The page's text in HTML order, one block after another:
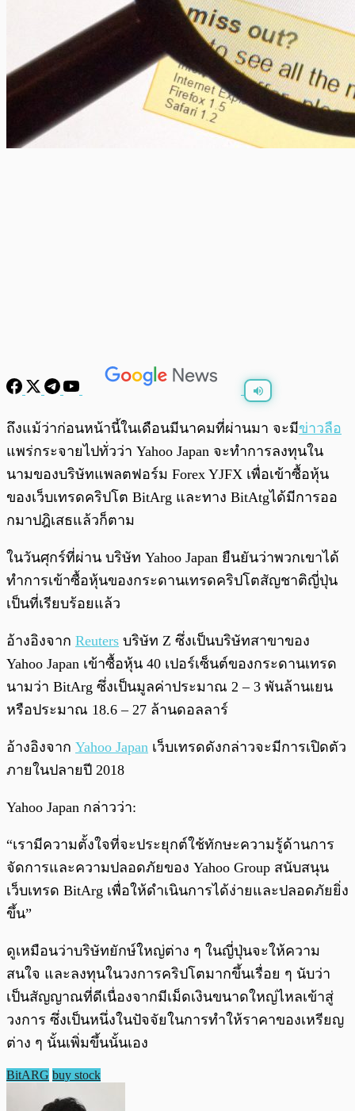
พร้อมเล่น / 0:00
ถึงแม้ว่าก่อนหน้านี้ในเดือนมีนาคมที่ผ่านมา จะมีข่าวลือ
แพร่กระจายไปทั่วว่า Yahoo Japan จะทำการลงทุนใน
นามของบริษัทแพลตฟอร์ม Forex YJFX เพื่อเข้าซื้อหุ้น
ของเว็บเทรดคริปโต BitArg และทาง BitAtgได้มีการออ
กมาปฎิเสธแล้วก็ตาม
ในวันศุกร์ที่ผ่าน บริษัท Yahoo Japan ยืนยันว่าพวกเขาได้
ทำการเข้าซื้อหุ้นของกระดานเทรดคริปโตสัญชาติญี่ปุ่น
เป็นที่เรียบร้อยแล้ว
อ้างอิงจาก Reuters บริษัท Z ซึ่งเป็นบริษัทสาขาของ
Yahoo Japan เข้าซื้อหุ้น 40 เปอร์เซ็นต์ของกระดานเทรด
นามว่า BitArg ซึ่งเป็นมูลค่าประมาณ 2 – 3 พันล้านเยน
หรือประมาณ 18.6 – 27 ล้านดอลลาร์
อ้างอิงจาก Yahoo Japan เว็บเทรดดังกล่าวจะมีการเปิดตัว
ภายในปลายปี 2018
Yahoo Japan กล่าวว่า:
“เรามีความตั้งใจที่จะประยุกต์ใช้ทักษะความรู้ด้านการ
จัดการและความปลอดภัยของ Yahoo Group สนับสนุน
เว็บเทรด BitArg เพื่อให้ดำเนินการได้ง่ายและปลอดภัยยิ่ง
ขึ้น”
ดูเหมือนว่าบริษัทยักษ์ใหญ่ต่าง ๆ ในญี่ปุ่นจะให้ความ
สนใจ และลงทุนในวงการคริปโตมากขึ้นเรื่อย ๆ นับว่า
เป็นสัญญาณที่ดีเนื่องจากมีเม็ดเงินขนาดใหญ่ไหลเข้าสู่
วงการ ซึ่งเป็นหนึ่งในปัจจัยในการทำให้ราคาของเหรียญ
ต่าง ๆ นั้นเพิ่มขึ้นนั้นเอง
BitARG buy stock